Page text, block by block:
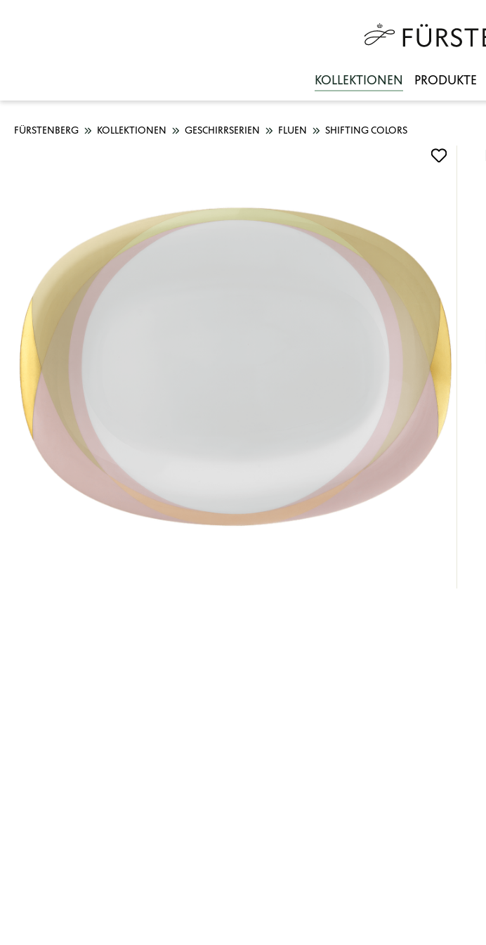
KOLLEKTIONEN PRODUKTE
FÜRSTENBERG KOLLEKTIONEN GESCHIRRSERIEN FLUEN SHIFTING COLORS